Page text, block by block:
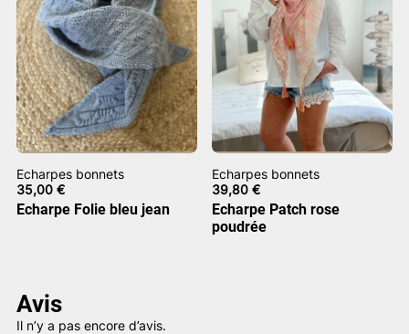
Echarpes bonnets
35,00 €
Echarpe Folie bleu jean
Echarpes bonnets
39,80€
Echarpe Patch rose
poudrée
Avis
Il n’y a pas encore d’avis.